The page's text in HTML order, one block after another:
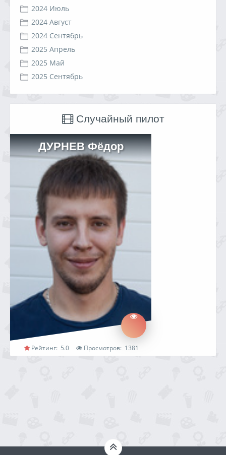
2024 Июль
2024 Август
2024 Сентябрь
2025 Апрель
2025 Май
2025 Сентябрь
Случайный пилот
ДУРНЕВ Фёдор
Рейтинг: 5.0 Просмотров: 1381